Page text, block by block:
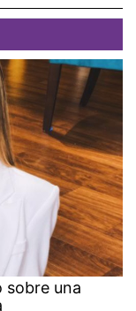
sobre una